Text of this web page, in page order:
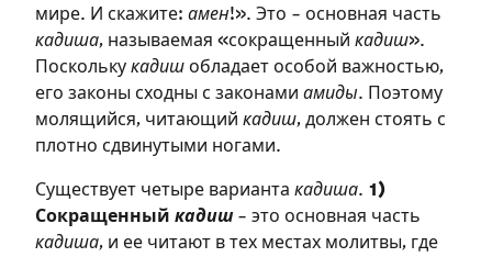
мире. И скажите: амен!». Это – основная часть
кадиша, называемая «сокращенный кадиш».
Поскольку кадиш обладает особой важностью,
его законы сходны с законами амиды. Поэтому
молящийся, читающий кадиш, должен стоять с
плотно сдвинутыми ногами.
Существует четыре варианта кадиша. 1)
Сокращенный кадиш – это основная часть
кадиша, и ее читают в тех местах молитвы, где
Зарегистрироваться